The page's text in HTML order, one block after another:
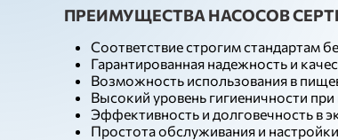
ПРЕИМУЩЕСТВА НАСОСОВ
Соответствие строгим стандартам
Гарантированная надежность и
Возможность использования в
Высокий уровень гигиеничности
Эффективность и долговечность в
Простота обслуживания и